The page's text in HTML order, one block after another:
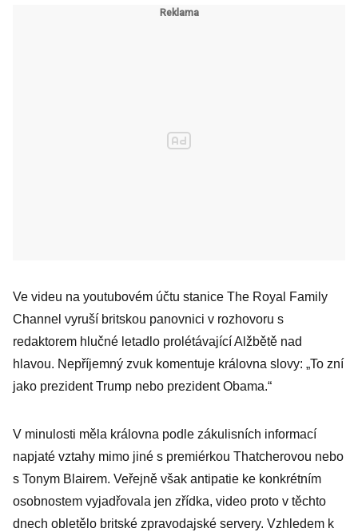
Ve videu na youtubovém účtu stanice The Royal Family
Channel vyruší britskou panovnici v rozhovoru s
redaktorem hlučné letadlo prolétávající Alžbětě nad
hlavou. Nepříjemný zvuk komentuje královna slovy: „To zní
jako prezident Trump nebo prezident Obama.“
V minulosti měla královna podle zákulisních informací
napjaté vztahy mimo jiné s premiérkou Thatcherovou nebo
s Tonym Blairem. Veřejně však antipatie ke konkrétním
osobnostem vyjadřovala jen zřídka, video proto v těchto
dnech obletělo britské zpravodajské servery. Vzhledem k